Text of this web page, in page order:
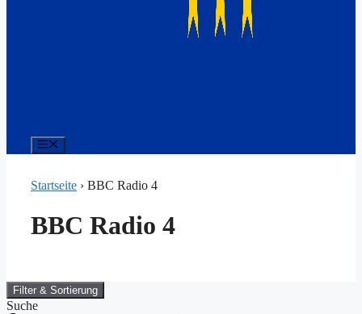
Startseite › BBC Radio 4
BBC Radio 4
Filter & Sortierung
Suche